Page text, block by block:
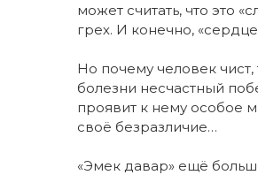
мо­жет счи­тать, что это
грех. И ко­неч­но,
Но по­че­му че­ло­век
бо­лез­ни не­счаст­ный
про­явит к не­му осо­бое
своё без­раз­ли­чие…
«Эмек да­вар» ещё